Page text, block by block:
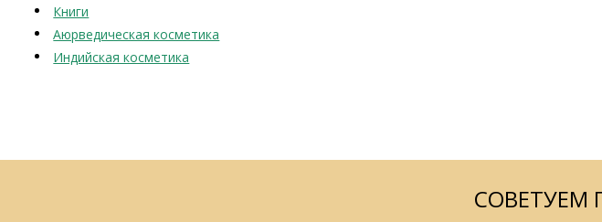
Книги
Аюрведическая косметика
Индийская косметика
СОВЕТУЕМ